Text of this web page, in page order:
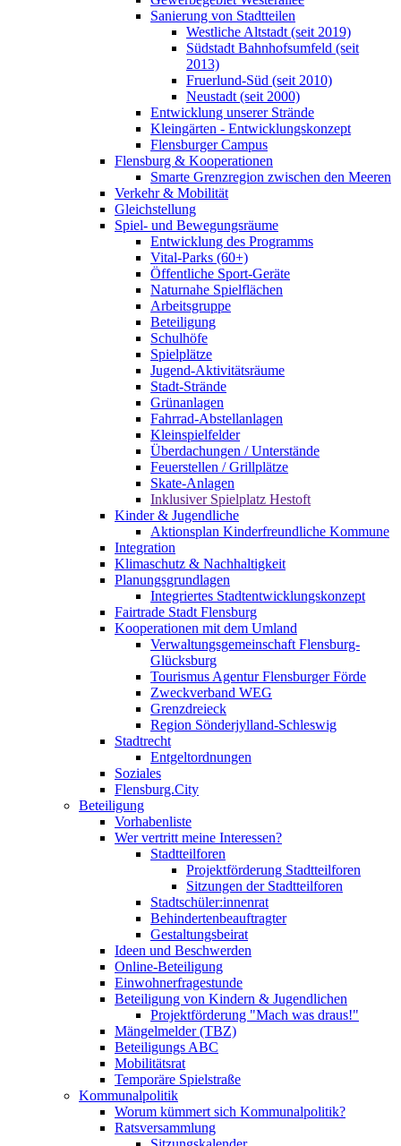
Sanierung von Stadtteilen
Westliche Altstadt (seit 2019)
Südstadt Bahnhofsumfeld (seit
2013)
Fruerlund-Süd (seit 2010)
Neustadt (seit 2000)
Entwicklung unserer Strände
Kleingärten - Entwicklungskonzept
Flensburger Campus
Flensburg & Kooperationen
Smarte Grenzregion zwischen den Meeren
Verkehr & Mobilität
Gleichstellung
Spiel- und Bewegungsräume
Entwicklung des Programms
Vital-Parks (60+)
Öffentliche Sport-Geräte
Naturnahe Spielflächen
Arbeitsgruppe
Beteiligung
Schulhöfe
Spielplätze
Jugend-Aktivitätsräume
Stadt-Strände
Grünanlagen
Fahrrad-Abstellanlagen
Kleinspielfelder
Überdachungen / Unterstände
Feuerstellen / Grillplätze
Skate-Anlagen
Inklusiver Spielplatz Hestoft
Kinder & Jugendliche
Aktionsplan Kinderfreundliche Kommune
Integration
Klimaschutz & Nachhaltigkeit
Planungsgrundlagen
Integriertes Stadtentwicklungskonzept
Fairtrade Stadt Flensburg
Kooperationen mit dem Umland
Verwaltungsgemeinschaft Flensburg-
Glücksburg
Tourismus Agentur Flensburger Förde
Zweckverband WEG
Grenzdreieck
Region Sönderjylland-Schleswig
Stadtrecht
Entgeltordnungen
Soziales
Flensburg.City
Beteiligung
Vorhabenliste
Wer vertritt meine Interessen?
Stadtteilforen
Projektförderung Stadtteilforen
Sitzungen der Stadtteilforen
Stadtschüler:innenrat
Behindertenbeauftragter
Gestaltungsbeirat
Ideen und Beschwerden
Online-Beteiligung
Einwohnerfragestunde
Beteiligung von Kindern & Jugendlichen
Projektförderung "Mach was draus!"
Mängelmelder (TBZ)
Beteiligungs ABC
Mobilitätsrat
Temporäre Spielstraße
Kommunalpolitik
Worum kümmert sich Kommunalpolitik?
Ratsversammlung